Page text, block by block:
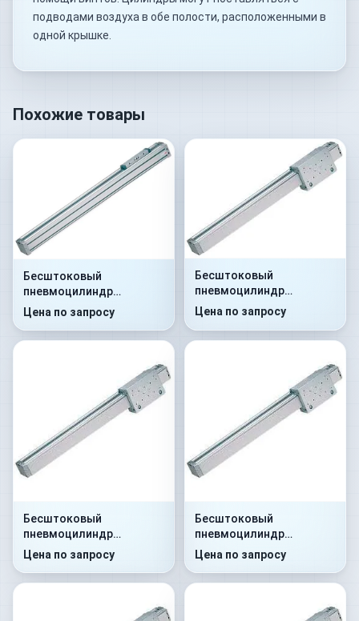
подводами воздуха в обе полости, расположенными в
одной крышке.
Похожие товары
Бесштоковый
пневмоцилиндр
52G2P25A0110
Цена по запросу
Бесштоковый
пневмоцилиндр
52G2C25A0100
Цена по запросу
Бесштоковый
пневмоцилиндр
52G8P25A0290
Цена по запросу
Бесштоковый
пневмоцилиндр
52G8C25A0105
Цена по запросу